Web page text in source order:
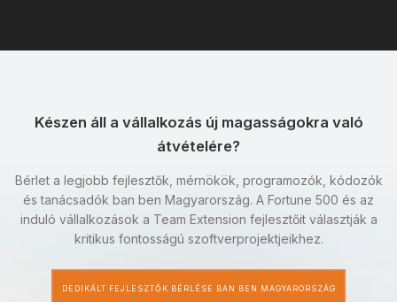
Készen áll a vállalkozás új magasságokra való
átvételére?
Bérlet a legjobb fejlesztők, mérnökök, programozók, kódozók
és tanácsadók ban ben Magyarország. A Fortune 500 és az
induló vállalkozások a Team Extension fejlesztőit választják a
kritikus fontosságú szoftverprojektjeikhez.
DEDIKÁLT FEJLESZTŐK BÉRLÉSE BAN BEN MAGYARORSZÁG